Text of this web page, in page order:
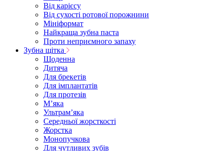
Від карієсу
Від сухості ротової порожнини
Мініформат
Найкраща зубна паста
Проти неприємного запаху
Зубна щітка
Щоденна
Дитяча
Для брекетів
Для імплантатів
Для протезів
Мʼяка
Ультрамʼяка
Середньої жорсткості
Жорстка
Монопучкова
Для чутливих зубів